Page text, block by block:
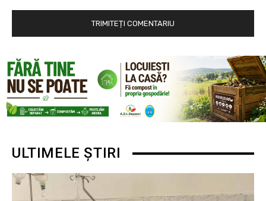
ULTIMELE ȘTIRI